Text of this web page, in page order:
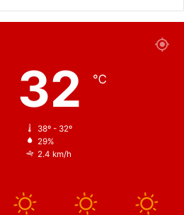
32 ℃
38º - 32º
29%
2.4 km/h